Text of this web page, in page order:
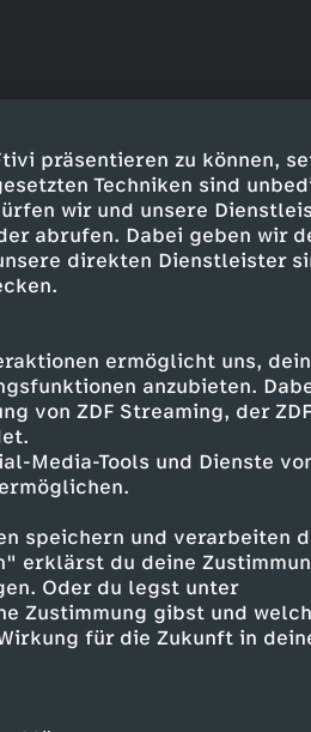
präsentieren zu können,
Techniken sind
wir und unsere
abrufen. Dabei geben wir
direkten Dienstleister
ermöglicht uns,
anzubieten.
von ZDF Streaming, der
Media-Tools und Dienste
speichern und verarbeiten
erklärst du deine
Oder du legst unter
Zustimmung gibst und
für die Zukunft in
phoenix der tag